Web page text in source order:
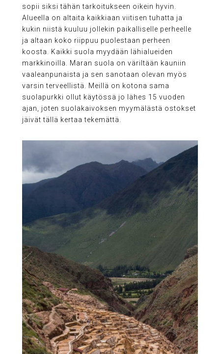
sopii siksi tähän tarkoitukseen oikein hyvin.
Alueella on altaita kaikkiaan viitisen tuhatta ja
kukin niistä kuuluu jollekin paikalliselle perheelle
ja altaan koko riippuu puolestaan perheen
koosta. Kaikki suola myydään lähialueiden
markkinoilla. Maran suola on väriltään kauniin
vaaleanpunaista ja sen sanotaan olevan myös
varsin terveellistä. Meillä on kotona sama
suolapurkki ollut käytössä jo lähes 15 vuoden
ajan, joten suolakaivoksen myymälästä ostokset
jäivät tällä kertaa tekemättä.